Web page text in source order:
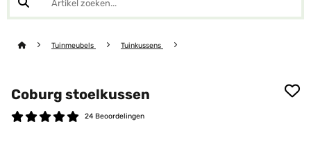
Tuinmeubels Tuinkussens
Coburg stoelkussen
24 Beoordelingen